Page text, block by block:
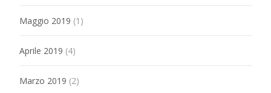
Maggio 2019 (1)
Aprile 2019 (4)
Marzo 2019 (2)